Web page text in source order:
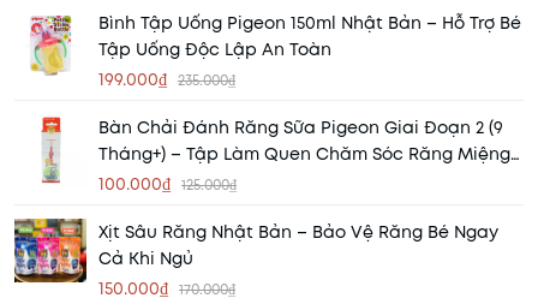
Bình Tập Uống Pigeon 150ml Nhật Bản – Hỗ Trợ Bé
Tập Uống Độc Lập An Toàn
199.000₫ 235.000₫
Bàn Chải Đánh Răng Sữa Pigeon Giai Đoạn 2 (9
Tháng+) – Tập Làm Quen Chăm Sóc Răng Miệng
Cho Bé
100.000₫ 125.000₫
Xịt Sâu Răng Nhật Bản – Bảo Vệ Răng Bé Ngay
Cả Khi Ngủ
150.000₫ 170.000₫